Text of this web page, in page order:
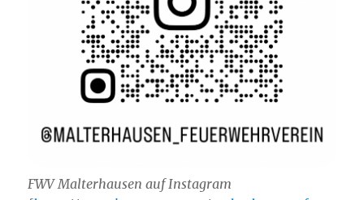
FWV Malterhausen auf Instagram